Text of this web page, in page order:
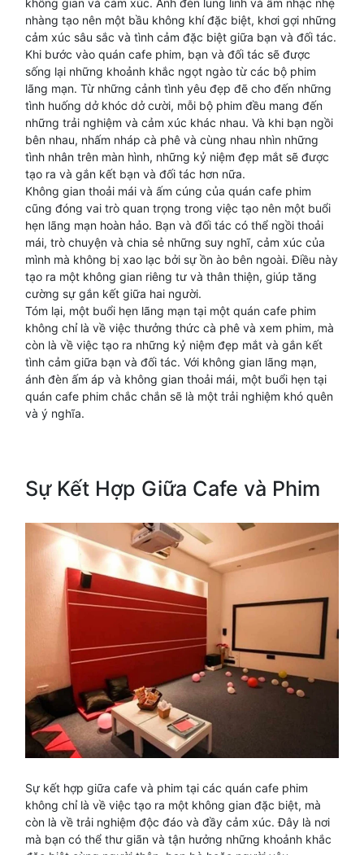
nhàng tạo nên một bầu không khí đặc biệt, khơi gợi những
cảm xúc sâu sắc và tình cảm đặc biệt giữa bạn và đối tác.
Khi bước vào quán cafe phim, bạn và đối tác sẽ được
sống lại những khoảnh khắc ngọt ngào từ các bộ phim
lãng mạn. Từ những cảnh tình yêu đẹp đẽ cho đến những
tình huống dở khóc dở cười, mỗi bộ phim đều mang đến
những trải nghiệm và cảm xúc khác nhau. Và khi bạn ngồi
bên nhau, nhấm nháp cà phê và cùng nhau nhìn những
tình nhân trên màn hình, những kỷ niệm đẹp mắt sẽ được
tạo ra và gắn kết bạn và đối tác hơn nữa.
Không gian thoải mái và ấm cúng của quán cafe phim
cũng đóng vai trò quan trọng trong việc tạo nên một buổi
hẹn lãng mạn hoàn hảo. Bạn và đối tác có thể ngồi thoải
mái, trò chuyện và chia sẻ những suy nghĩ, cảm xúc của
mình mà không bị xao lạc bởi sự ồn ào bên ngoài. Điều này
tạo ra một không gian riêng tư và thân thiện, giúp tăng
cường sự gắn kết giữa hai người.
Tóm lại, một buổi hẹn lãng mạn tại một quán cafe phim
không chỉ là về việc thưởng thức cà phê và xem phim, mà
còn là về việc tạo ra những kỷ niệm đẹp mắt và gắn kết
tình cảm giữa bạn và đối tác. Với không gian lãng mạn,
ánh đèn ấm áp và không gian thoải mái, một buổi hẹn tại
quán cafe phim chắc chắn sẽ là một trải nghiệm khó quên
và ý nghĩa.
Sự Kết Hợp Giữa Cafe và Phim
Sự kết hợp giữa cafe và phim tại các quán cafe phim
không chỉ là về việc tạo ra một không gian đặc biệt, mà
còn là về trải nghiệm độc đáo và đầy cảm xúc. Đây là nơi
mà bạn có thể thư giãn và tận hưởng những khoảnh khắc